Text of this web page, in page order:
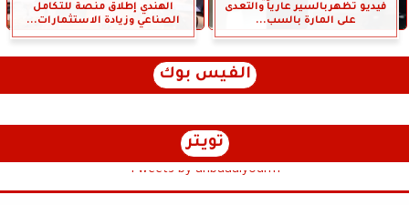
فيديو تظهربالسير عارياً والتعدى
على المارة بالسب...
الهندي إطلاق منصة للتكامل
الصناعي وزيادة الاستثمارات...
الفيس بوك
تويتر
Tweets by anbaaalyoum1